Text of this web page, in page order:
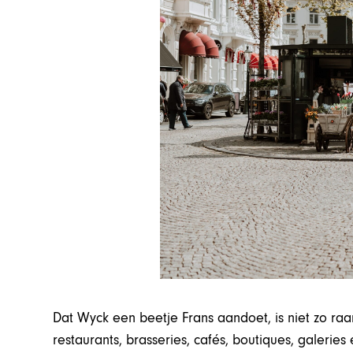
Dat Wyck een beetje Frans aandoet, is niet zo
restaurants, brasseries, cafés, boutiques,